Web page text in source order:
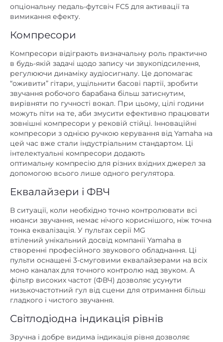
опціональну педаль-футсвіч FC5 для активації та
вимикання ефекту.
Компресори
Компресори відіграють визначальну роль практично
в будь-якій задачі щодо запису чи звукопідсилення,
регулюючи динаміку аудіосигналу. Це допомагає
“оживити” гітари, ущільнити басові партії, зробити
звучання робочого барабана більш затиснутим,
вирівняти по гучності вокал. При цьому, цілі години
можуть піти на те, аби змусити ефективно працювати
зовнішні компресори у рековій стійці. Інноваційні
компресори з однією ручкою керування від Yamaha на
цей час вже стали індустріальним стандартом. Ці
інтелектуальні компресори додають
оптимальну компресію для різних вхідних джерел за
допомогою всього лише одного регулятора.
Еквалайзери і ФВЧ
В ситуації, коли необхідно точно контролювати всі
нюанси звучання, немає нічого кориснішого, ніж точна
тонка еквалізація. У пультах серії MG
втілений унікальний досвід компанії Yamaha в
створенні професійного звукового обладнання. Ці
пульти оснащені 3-смуговими еквалайзерами на всіх
моно каналах для точного контролю над звуком. А
фільтр високих частот (ФВЧ) дозволяє усунути
низькочастотний гул від сцени для отримання більш
гладкого і чистого звучання.
Світлодіодна індикація рівнів
Зручна і добре видима індикація рівня дозволяє